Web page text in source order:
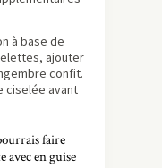
à base de
ajouter
confit.
ciselée avant
faire
avec en guise